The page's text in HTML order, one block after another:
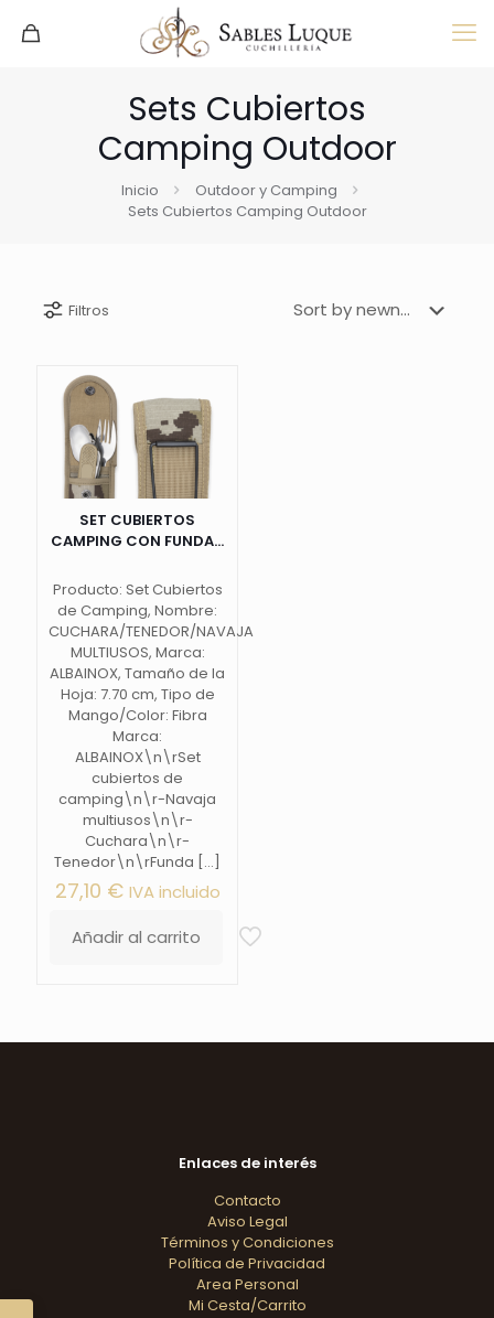
Sets Cubiertos
Camping Outdoor
Inicio
Outdoor y Camping
Sets Cubiertos Camping Outdoor
Filtros
SET CUBIERTOS
CAMPING CON FUNDA...
Producto: Set Cubiertos
de Camping, Nombre:
CUCHARA/TENEDOR/NAVAJA
MULTIUSOS, Marca:
ALBAINOX, Tamaño de la
Hoja: 7.70 cm, Tipo de
Mango/Color: Fibra
Marca:
ALBAINOX\n\rSet
cubiertos de
camping\n\r-Navaja
multiusos\n\r-
Cuchara\n\r-
Tenedor\n\rFunda […]
27,10 € IVA incluido
Añadir al carrito
Enlaces de interés
Contacto
Aviso Legal
Términos y Condiciones
Política de Privacidad
Area Personal
Mi Cesta/Carrito